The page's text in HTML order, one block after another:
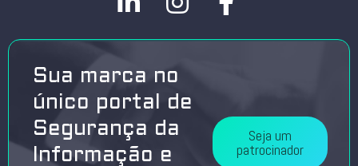
Sua marca no
único portal de
Segurança da
Informação e
Seja um
patrocinador